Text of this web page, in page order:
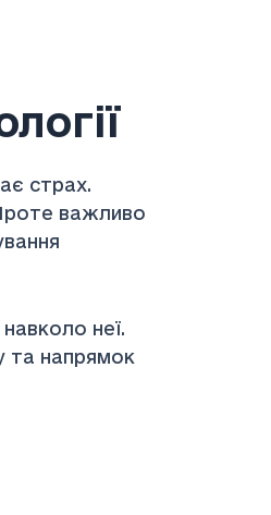
страх.
важливо
неї.
та напрямок